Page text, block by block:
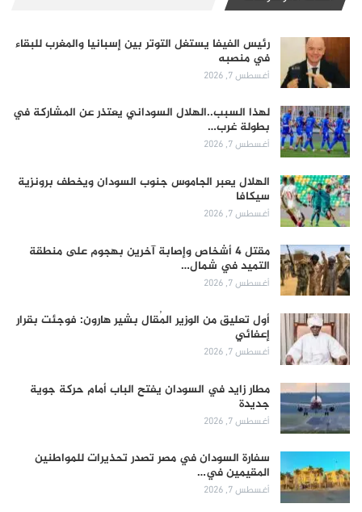
رئيس الفيفا يستغل التوتر بين إسبانيا والمغرب للبقاء
في منصبه
أغسطس 7, 2026
لهذا السبب..الهلال السوداني يعتذر عن المشاركة في
بطولة غرب…
أغسطس 7, 2026
الهلال يعبر الجاموس جنوب السودان ويخطف برونزية
سيكافا
أغسطس 7, 2026
مقتل 4 أشخاص وإصابة آخرين بهجوم على منطقة
التميد في شمال…
أغسطس 7, 2026
أول تعليق من الوزير المُقال بشير هارون: فوجئت بقرار
إعفائي
أغسطس 7, 2026
مطار زايد في السودان يفتح الباب أمام حركة جوية
جديدة
أغسطس 7, 2026
سفارة السودان في مصر تصدر تحذيرات للمواطنين
المقيمين في…
أغسطس 7, 2026